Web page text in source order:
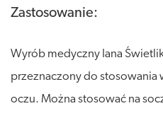
Zastosowanie:
Wyrób medyczny Iana
przeznaczony do stosowania
oczu. Można stosować na